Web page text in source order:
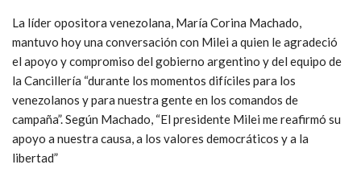
La líder opositora venezolana, María Corina Machado,
mantuvo hoy una conversación con Milei a quien le agradeció
el apoyo y compromiso del gobierno argentino y del equipo de
la Cancillería “durante los momentos difíciles para los
venezolanos y para nuestra gente en los comandos de
campaña”. Según Machado, “El presidente Milei me reafirmó su
apoyo a nuestra causa, a los valores democráticos y a la
libertad”